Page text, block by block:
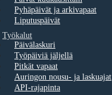
Pyhäpäivät ja arkivapaat
Liputuspäivät
Työkalut
Päivälaskuri
Työpäiviä jäljellä
Pitkät vapaat
Auringon nousu- ja laskuajat
API-rajapinta